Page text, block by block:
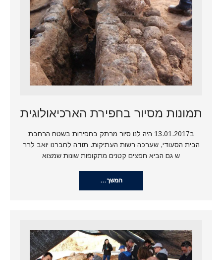
תמונות מסיור בחפירת הארכיאולוגית
ב13.01.2017 היה לנו סיור מרתק בחפירות בשטח הרחבת
הבית הסעודי, שערכה רשות העתיקות. תודה לחברנו יואב לרר
ש גם הביא חפצים קטנים מתקופות שונות שמצוא
המשך…